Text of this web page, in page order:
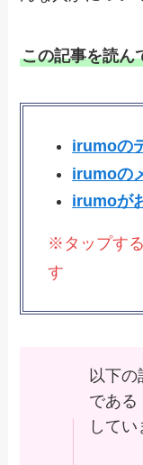
この記事を読ん
irumoの
irumoの
irumoが
※タップす
す
以下
である
してい